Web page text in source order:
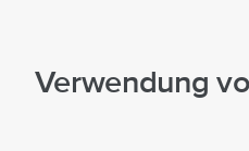
Verwendung